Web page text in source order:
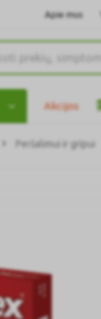
Apie mus
Akcijos
Peršalimui ir gripui